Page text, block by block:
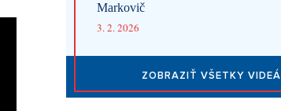
Markovič
3. 2. 2026
ZOBRAZIŤ VŠETKY VIDEÁ